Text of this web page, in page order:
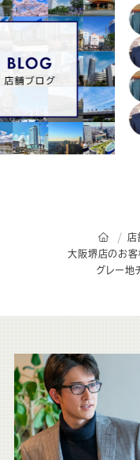
オー
店
大阪堺店のお客
グレー地
こ
ち
ら